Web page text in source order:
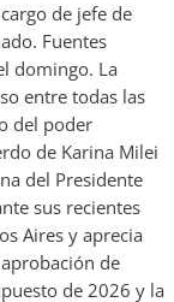
de jefe de
Fuentes
domingo. La
entre todas las
del poder
de Karina Milei
del Presidente
sus recientes
Aires y aprecia
de
de 2026 y la